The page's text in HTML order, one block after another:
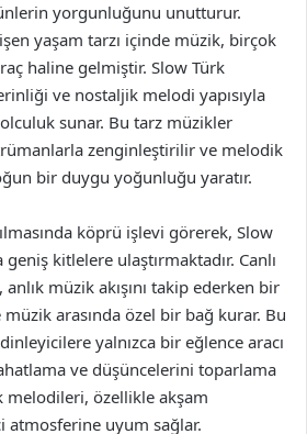
yorgunluğunu unutturur.
yaşam tarzı içinde müzik, birçok
haline gelmiştir. Slow Türk
ve nostaljik melodi yapısıyla
sunar. Bu tarz müzikler
zenginleştirilir ve melodik
bir duygu yoğunluğu yaratır.
köprü işlevi görerek, Slow
kitlelere ulaştırmaktadır. Canlı
müzik akışını takip ederken bir
arasında özel bir bağ kurar. Bu
yalnızca bir eğlence aracı
ve düşüncelerini toparlama
melodileri, özellikle akşam
atmosferine uyum sağlar.